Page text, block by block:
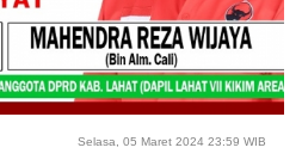
Selasa, 05 Maret 2024 23:59 WIB